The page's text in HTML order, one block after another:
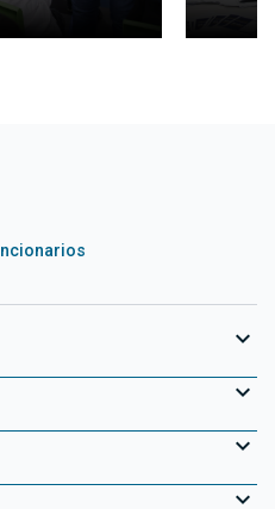
expand_more
expand_more
expand_more
expand_more